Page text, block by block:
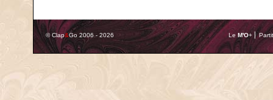
© Clap&Go 2006 - 2026 Le M'O+ ⎢